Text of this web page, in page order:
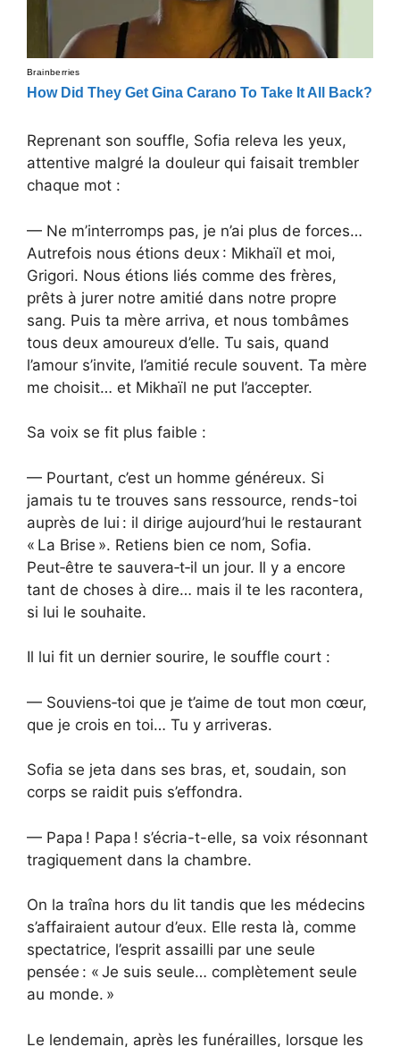
Reprenant son souffle, Sofia releva les yeux,
attentive malgré la douleur qui faisait trembler
chaque mot :
— Ne m’interromps pas, je n’ai plus de forces…
Autrefois nous étions deux : Mikhaïl et moi,
Grigori. Nous étions liés comme des frères,
prêts à jurer notre amitié dans notre propre
sang. Puis ta mère arriva, et nous tombâmes
tous deux amoureux d’elle. Tu sais, quand
l’amour s’invite, l’amitié recule souvent. Ta mère
me choisit… et Mikhaïl ne put l’accepter.
Sa voix se fit plus faible :
— Pourtant, c’est un homme généreux. Si
jamais tu te trouves sans ressource, rends-toi
auprès de lui : il dirige aujourd’hui le restaurant
« La Brise ». Retiens bien ce nom, Sofia.
Peut‑être te sauvera‑t‑il un jour. Il y a encore
tant de choses à dire… mais il te les racontera,
si lui le souhaite.
Il lui fit un dernier sourire, le souffle court :
— Souviens‑toi que je t’aime de tout mon cœur,
que je crois en toi… Tu y arriveras.
Sofia se jeta dans ses bras, et, soudain, son
corps se raidit puis s’effondra.
— Papa ! Papa ! s’écria-t-elle, sa voix résonnant
tragiquement dans la chambre.
On la traîna hors du lit tandis que les médecins
s’affairaient autour d’eux. Elle resta là, comme
spectatrice, l’esprit assailli par une seule
pensée : « Je suis seule… complètement seule
au monde. »
Le lendemain, après les funérailles, lorsque les